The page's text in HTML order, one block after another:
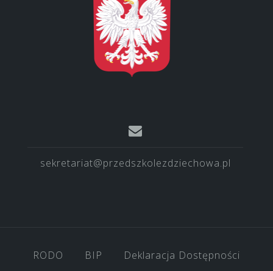
sekretariat@przedszkolezdziechowa.pl
RODO BIP Deklaracja Dostępności